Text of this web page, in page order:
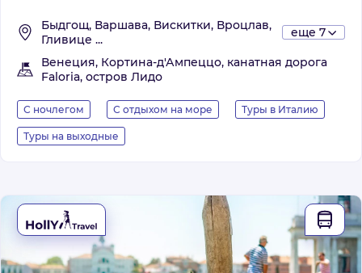
Быдгощ, Варшава, Вискитки, Вроцлав,
Гливице ...
еще 7
Венеция, Кортина-д'Ампеццо, канатная дорога
Faloria, остров Лидо
С ночлегом С отдыхом на море Туры в Италию
Туры на выходные